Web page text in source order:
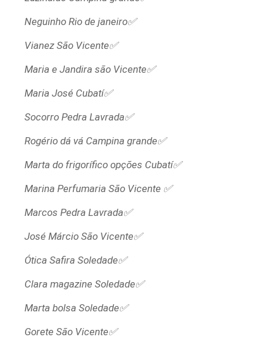
Neguinho Rio de janeiro✅
Vianez São Vicente✅
Maria e Jandira são Vicente✅
Maria José Cubatí✅
Socorro Pedra Lavrada✅
Rogério dá vá Campina grande✅
Marta do frigorífico opções Cubatí✅
Marina Perfumaria São Vicente ✅
Marcos Pedra Lavrada✅
José Márcio São Vicente✅
Ótica Safira Soledade✅
Clara magazine Soledade✅
Marta bolsa Soledade✅
Gorete São Vicente✅